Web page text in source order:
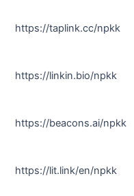
https://taplink.cc/npkk
https://linkin.bio/npkk
https://beacons.ai/npkk
https://lit.link/en/npkk